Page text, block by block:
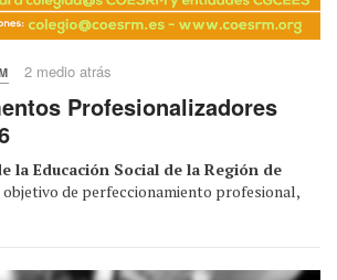
2 medio atrás
Profesionalizadores
la Educación Social de la Región de
objetivo de perfeccionamiento profesional,